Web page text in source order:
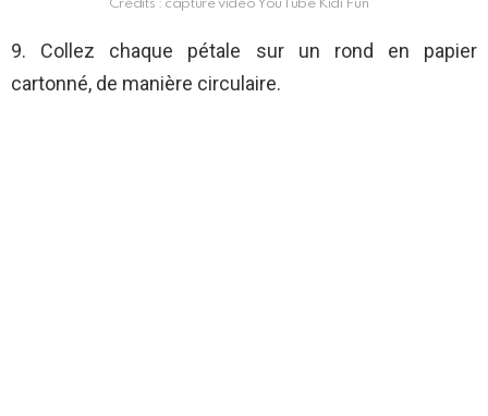
Crédits : capture vidéo YouTube Kidi Fun
9. Collez chaque pétale sur un rond en papier
cartonné, de manière circulaire.